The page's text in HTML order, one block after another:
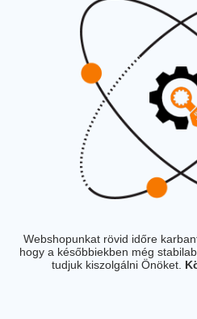
Webshopunkat rövid időre
hogy a későbbiekben még
tudjuk kiszolgálni Önöket.